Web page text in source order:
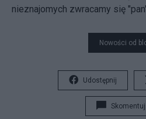
nieznajomych zwracamy się
Nowości od
Udostępnij
Skomentuj